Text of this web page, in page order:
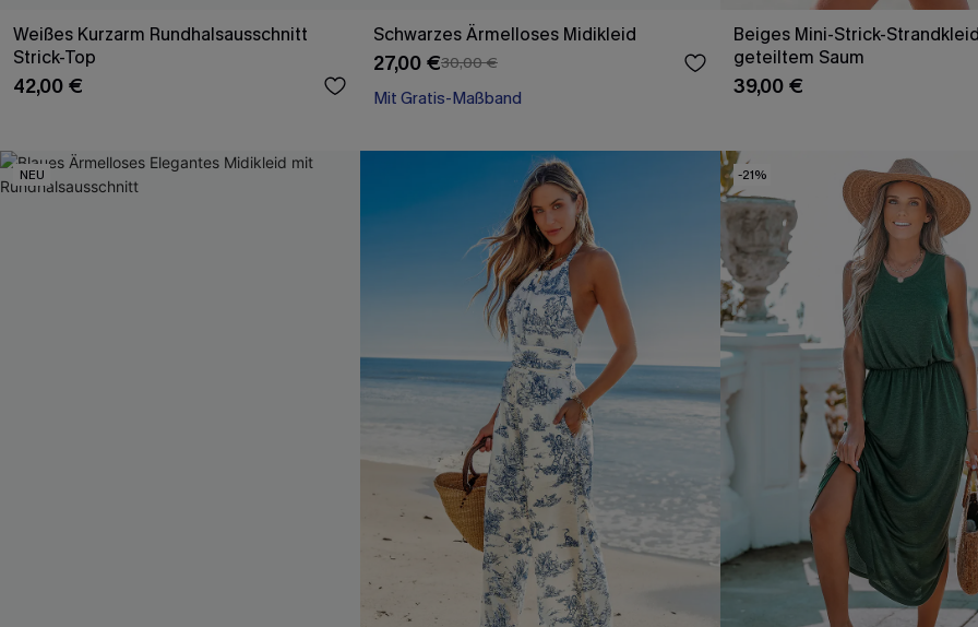
Weißes Kurzarm Rundhalsausschnitt
Strick-Top
42,00 €
Schwarzes Ärmelloses Midikleid
27,00 €30,00 €
Mit Gratis-Maßband
Mit Gratis-Maßband
Beiges Mini-Strick-
geteiltem Saum
39,00 €
NEU -21%